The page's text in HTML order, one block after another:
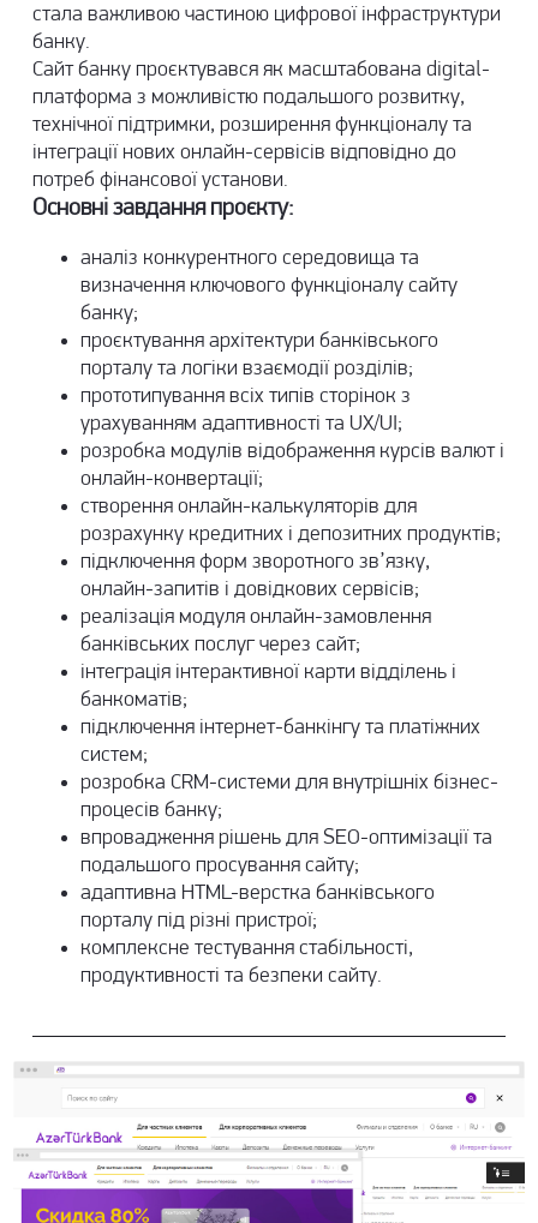
стала важливою частиною цифрової інфраструктури
банку.
Сайт банку проєктувався як масштабована digital-
платформа з можливістю подальшого розвитку,
технічної підтримки, розширення функціоналу та
інтеграції нових онлайн-сервісів відповідно до
потреб фінансової установи.
Основні завдання проєкту:
аналіз конкурентного середовища та
визначення ключового функціоналу сайту
банку;
проєктування архітектури банківського
порталу та логіки взаємодії розділів;
прототипування всіх типів сторінок з
урахуванням адаптивності та UX/UI;
розробка модулів відображення курсів валют і
онлайн-конвертації;
створення онлайн-калькуляторів для
розрахунку кредитних і депозитних продуктів;
підключення форм зворотного зв’язку,
онлайн-запитів і довідкових сервісів;
реалізація модуля онлайн-замовлення
банківських послуг через сайт;
інтеграція інтерактивної карти відділень і
банкоматів;
підключення інтернет-банкінгу та платіжних
систем;
розробка CRM-системи для внутрішніх бізнес-
процесів банку;
впровадження рішень для SEO-оптимізації та
подальшого просування сайту;
адаптивна HTML-верстка банківського
порталу під різні пристрої;
комплексне тестування стабільності,
продуктивності та безпеки сайту.